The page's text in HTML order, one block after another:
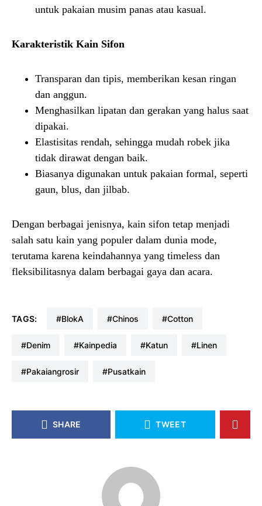
untuk pakaian musim panas atau kasual.
Karakteristik Kain Sifon
Transparan dan tipis, memberikan kesan ringan
dan anggun.
Menghasilkan lipatan dan gerakan yang halus saat
dipakai.
Elastisitas rendah, sehingga mudah robek jika
tidak dirawat dengan baik.
Biasanya digunakan untuk pakaian formal, seperti
gaun, blus, dan jilbab.
Dengan berbagai jenisnya, kain sifon tetap menjadi
salah satu kain yang populer dalam dunia mode,
terutama karena keindahannya yang timeless dan
fleksibilitasnya dalam berbagai gaya dan acara.
TAGS: #blokA #chinos #cotton
#denim #kainpedia #katun #linen
#pakaiangrosir #pusatkain
SHARE TWEET